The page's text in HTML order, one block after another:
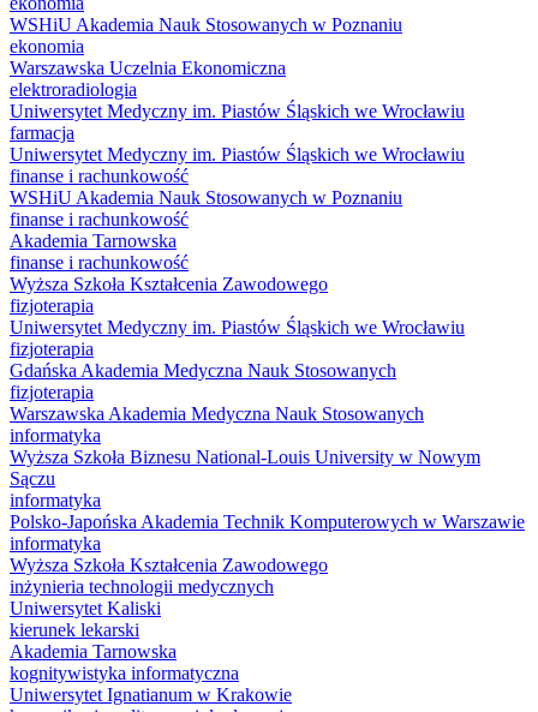
WSHiU Akademia Nauk Stosowanych w Poznaniu
ekonomia
Warszawska Uczelnia Ekonomiczna
elektroradiologia
Uniwersytet Medyczny im. Piastów Śląskich we Wrocławiu
farmacja
Uniwersytet Medyczny im. Piastów Śląskich we Wrocławiu
finanse i rachunkowość
WSHiU Akademia Nauk Stosowanych w Poznaniu
finanse i rachunkowość
Akademia Tarnowska
finanse i rachunkowość
Wyższa Szkoła Kształcenia Zawodowego
fizjoterapia
Uniwersytet Medyczny im. Piastów Śląskich we Wrocławiu
fizjoterapia
Gdańska Akademia Medyczna Nauk Stosowanych
fizjoterapia
Warszawska Akademia Medyczna Nauk Stosowanych
informatyka
Wyższa Szkoła Biznesu National-Louis University w Nowym
Sączu
informatyka
Polsko-Japońska Akademia Technik Komputerowych w Warszawie
informatyka
Wyższa Szkoła Kształcenia Zawodowego
inżynieria technologii medycznych
Uniwersytet Kaliski
kierunek lekarski
Akademia Tarnowska
kognitywistyka informatyczna
Uniwersytet Ignatianum w Krakowie